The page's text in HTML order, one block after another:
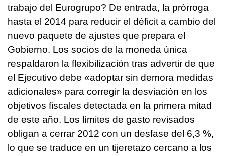
trabajo del Eurogrupo? De entrada, la prórroga
hasta el 2014 para reducir el déficit a cambio del
nuevo paquete de ajustes que prepara el
Gobierno. Los socios de la moneda única
respaldaron la flexibilización tras advertir de que
el Ejecutivo debe «adoptar sin demora medidas
adicionales» para corregir la desviación en los
objetivos fiscales detectada en la primera mitad
de este año. Los límites de gasto revisados
obligan a cerrar 2012 con un desfase del 6,3 %,
lo que se traduce en un tijeretazo cercano a los